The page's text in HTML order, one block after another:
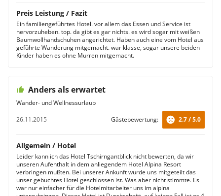
Preis Leistung / Fazit
Ein familiengeführtes Hotel. vor allem das Essen und Service ist
hervorzuheben. top. da gibt es gar nichts. es wird sogar mit weißen
Baumwollhandschuhen angerichtet. Haben auch eine vom Hotel aus
geführte Wanderung mitgemacht. war klasse, sogar unsere beiden
Kinder haben es ohne Murren mitgemacht.
Anders als erwartet
Wander- und Wellnessurlaub
26.11.2015
Gästebewertung: 2.7 / 5.0
Allgemein / Hotel
Leider kann ich das Hotel Tschirngantblick nicht bewerten, da wir
unseren Aufenthalt in dem anliegendem Hotel Alpina Resort
verbringen mußten. Bei unserer Ankunft wurde uns mitgeteilt das
unser gebuchtes Hotel geschlossen ist. Was aber nicht stimmte. Es
war nur einfacher für die Hotelmitarbeiter uns im alpina